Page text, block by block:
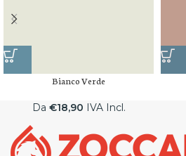
Bianco Verde
Da €18,90 IVA Incl.